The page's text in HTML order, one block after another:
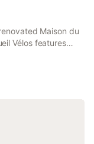
Maison du
Vélos features
Boasting a shared
a barbecue.